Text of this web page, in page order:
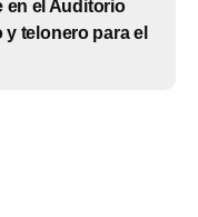
en el Auditorio
telonero para el